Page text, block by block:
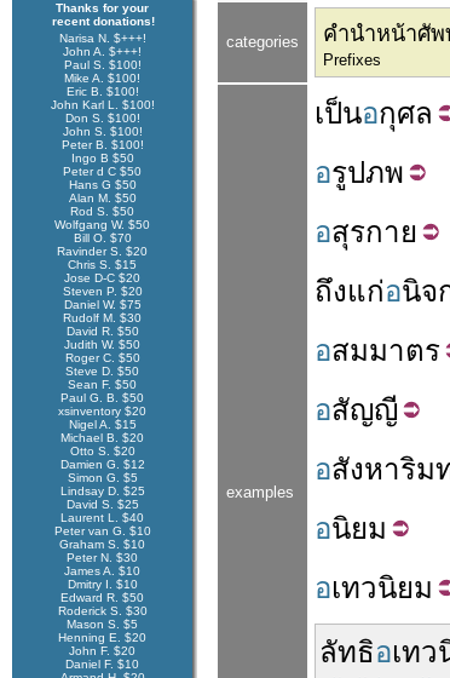
Thanks for your
recent donations!
Narisa N. $+++!
John A. $+++!
Paul S. $100!
Mike A. $100!
Eric B. $100!
John Karl L. $100!
Don S. $100!
John S. $100!
Peter B. $100!
Ingo B $50
Peter d C $50
Hans G $50
Alan M. $50
Rod S. $50
Wolfgang W. $50
Bill O. $70
Ravinder S. $20
Chris S. $15
Jose D-C $20
Steven P. $20
Daniel W. $75
Rudolf M. $30
David R. $50
Judith W. $50
Roger C. $50
Steve D. $50
Sean F. $50
Paul G. B. $50
xsinventory $20
Nigel A. $15
Michael B. $20
Otto S. $20
Damien G. $12
Simon G. $5
Lindsay D. $25
David S. $25
Laurent L. $40
Peter van G. $10
Graham S. $10
Peter N. $30
James A. $10
Dmitry I. $10
Edward R. $50
Roderick S. $30
Mason S. $5
Henning E. $20
John F. $20
Daniel F. $10
categories คำนำหน้าศัพ
Prefixes
examples
เป็นอกุศล
อรูปภพ
อสุรกาย
ถึงแก่อนิจ
อสมมาตร
อสัญญี
อสังหาริม
อนิยม
อเทวนิยม
ลัทธิอเทว